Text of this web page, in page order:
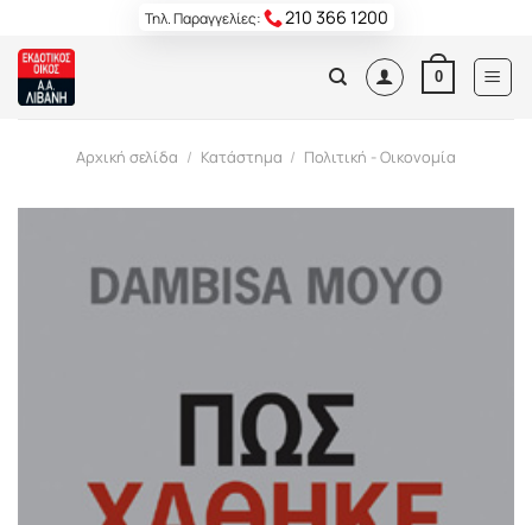
content
Τηλ. Παραγγελίες: 210 366 1200
0
Αρχική σελίδα / Κατάστημα / Πολιτική - Οικονομία